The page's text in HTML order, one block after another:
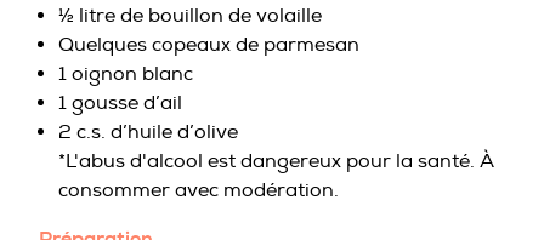
½ litre de bouillon de volaille
Quelques copeaux de parmesan
1 oignon blanc
1 gousse d’ail
2 c.s. d’huile d’olive
*L'abus d'alcool est dangereux pour la santé. À
consommer avec modération.